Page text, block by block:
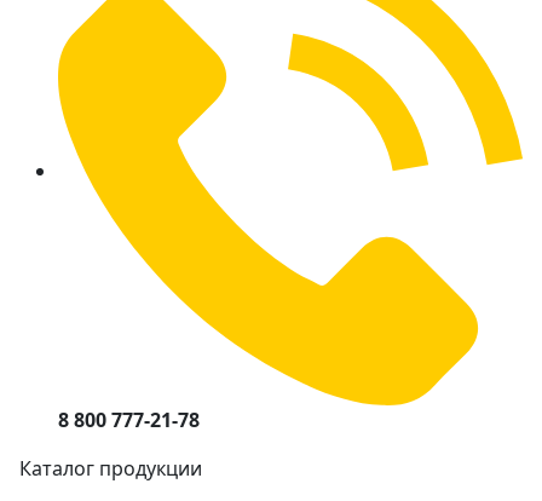
8 800 777-21-78
Каталог продукции